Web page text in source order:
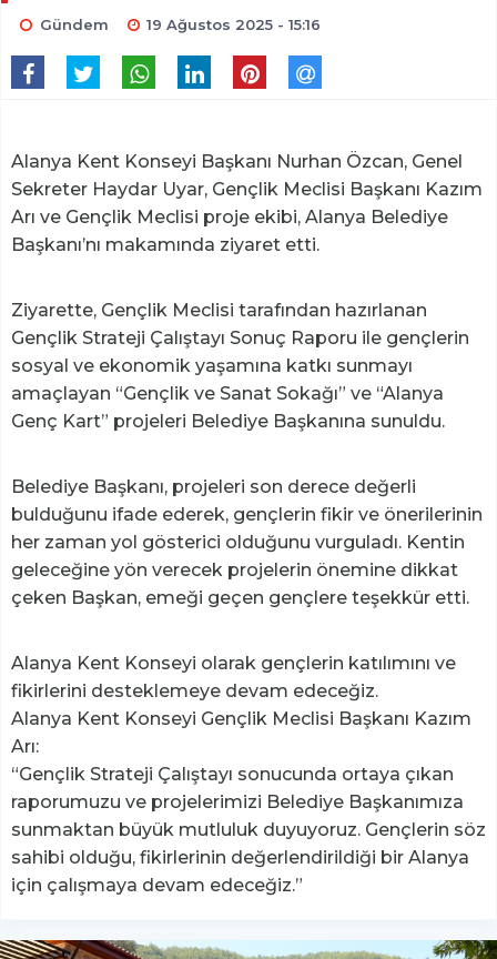
Gündem 19 Ağustos 2025 - 15:16
Alanya Kent Konseyi Başkanı Nurhan Özcan, Genel
Sekreter Haydar Uyar, Gençlik Meclisi Başkanı Kazım
Arı ve Gençlik Meclisi proje ekibi, Alanya Belediye
Başkanı’nı makamında ziyaret etti.
Ziyarette, Gençlik Meclisi tarafından hazırlanan
Gençlik Strateji Çalıştayı Sonuç Raporu ile gençlerin
sosyal ve ekonomik yaşamına katkı sunmayı
amaçlayan “Gençlik ve Sanat Sokağı” ve “Alanya
Genç Kart” projeleri Belediye Başkanına sunuldu.
Belediye Başkanı, projeleri son derece değerli
bulduğunu ifade ederek, gençlerin fikir ve önerilerinin
her zaman yol gösterici olduğunu vurguladı. Kentin
geleceğine yön verecek projelerin önemine dikkat
çeken Başkan, emeği geçen gençlere teşekkür etti.
Alanya Kent Konseyi olarak gençlerin katılımını ve
fikirlerini desteklemeye devam edeceğiz.
Alanya Kent Konseyi Gençlik Meclisi Başkanı Kazım
Arı:
“Gençlik Strateji Çalıştayı sonucunda ortaya çıkan
raporumuzu ve projelerimizi Belediye Başkanımıza
sunmaktan büyük mutluluk duyuyoruz. Gençlerin söz
sahibi olduğu, fikirlerinin değerlendirildiği bir Alanya
için çalışmaya devam edeceğiz.”